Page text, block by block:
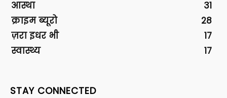
आस्था
31
क्राइम ब्यूरो
28
ज़रा इधर भी
17
स्वास्थ्य
17
STAY CONNECTED